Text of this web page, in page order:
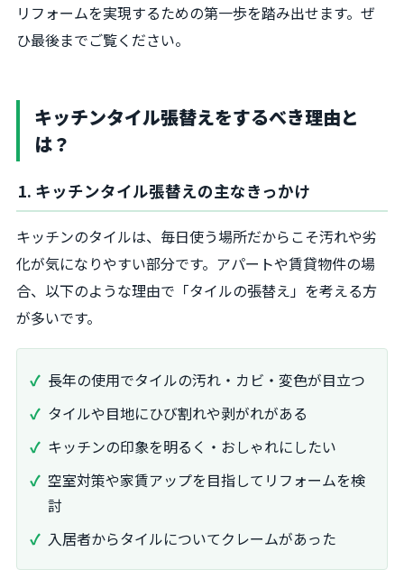
リフォームを実現するための第一歩を踏み出せます。ぜ
ひ最後までご覧ください。
キッチンタイル張替えをするべき理由と
は？
1. キッチンタイル張替えの主なきっかけ
キッチンのタイルは、毎日使う場所だからこそ汚れや劣
化が気になりやすい部分です。アパートや賃貸物件の場
合、以下のような理由で「タイルの張替え」を考える方
が多いです。
長年の使用でタイルの汚れ・カビ・変色が目立つ
タイルや目地にひび割れや剥がれがある
キッチンの印象を明るく・おしゃれにしたい
空室対策や家賃アップを目指してリフォームを検
討
入居者からタイルについてクレームがあった